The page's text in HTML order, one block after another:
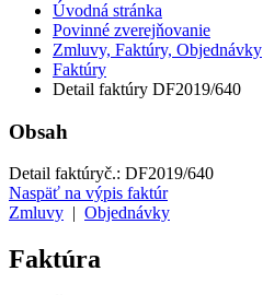
Úvodná stránka
Povinné zverejňovanie
Zmluvy, Faktúry, Objednávky
Faktúry
Detail faktúry DF2019/640
Obsah
Detail faktúryč.: DF2019/640
Naspäť na výpis faktúr
Zmluvy
Objednávky
Faktúra